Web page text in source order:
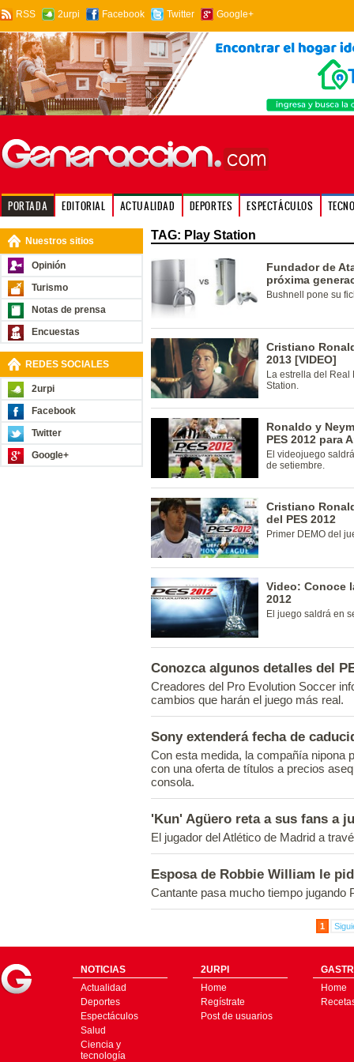
RSS 2urpi Facebook Twitter Google+
PORTADA EDITORIAL ACTUALIDAD DEPORTES ESPECTÁCULOS
Nuestros sitios
Opinión
Turismo
Notas de prensa
Encuestas
REDES SOCIALES
2urpi
Facebook
Twitter
Google+
TAG: Play Station
Fundador de
próxima
Bushnell pone su
Cristiano
2013 [VIDEO]
La estrella del Real
Station.
Ronaldo y
PES 2012 para
El videojuego
de setiembre.
Cristiano
del PES 2012
Primer DEMO del
Video: Conoce
2012
El juego saldrá en
Conozca algunos detalles del
Creadores del Pro Evolution Soccer
cambios que harán el juego más real.
Sony extenderá fecha de
Con esta medida, la compañía nipona
con una oferta de títulos a precios
consola.
'Kun' Agüero reta a sus fans a
El jugador del Atlético de Madrid a
Esposa de Robbie William le
Cantante pasa mucho tiempo jugando
1
NOTICIAS
Actualidad
Deportes
Espectáculos
Salud
Ciencia y
tecnología
2URPI
Home
Regístrate
Post de usuarios
Home